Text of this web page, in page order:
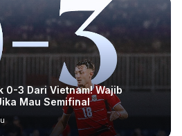
0-3 Dari Vietnam! Wajib
Mau Semifinal